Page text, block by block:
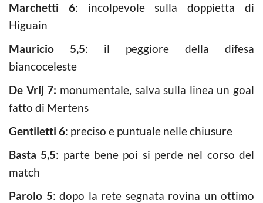
Marchetti 6: incolpevole sulla doppietta di
Higuain
Mauricio 5,5: il peggiore della difesa
biancoceleste
De Vrij 7: monumentale, salva sulla linea un goal
fatto di Mertens
Gentiletti 6: preciso e puntuale nelle chiusure
Basta 5,5: parte bene poi si perde nel corso del
match
Parolo 5: dopo la rete segnata rovina un ottimo